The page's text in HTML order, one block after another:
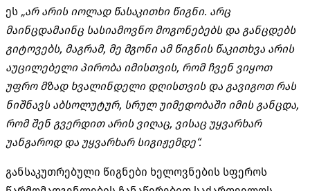
ეს „არ არის იოლად წასაკითხი წიგნი. არც
მაინცდამაინც სასიამოვნო მოგონებებს და განცდებს
გიტოვებს, მაგრამ, მე მგონი ამ წიგნის წაკითხვა არის
აუცილებელი პირობა იმისთვის, რომ ჩვენ ვიყოთ
უფრო მზად ხვალინდელი დღისთვის და გავიგოთ რას
ნიშნავს აბსოლუტურ, სრულ უიმედობაში იმის განცდა,
რომ შენ გვერდით არის ვიღაც, ვისაც უყვარხარ
უანგაროდ და უყვარხარ სიგიჟემდე“.
განსაკუთრებული წიგნები ხელოვნების სფეროს